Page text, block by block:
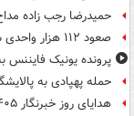
حمیدرضا رجب زاده
صعود ۱۱۲ هزار واحدی شاخص بورس در معاملات امروز
پرونده یونیک فایننس
حمله پهپادی به
هدایای روز خبرنگار ۱۴۰۵ اعلام شد